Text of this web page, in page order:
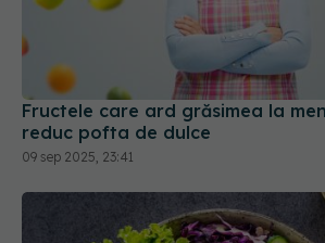
Fructele care ard grăsimea la
reduc pofta de dulce
09 sep 2025, 23:41